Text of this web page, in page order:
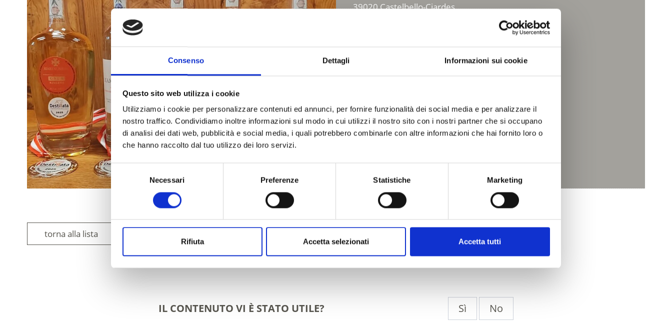
Consenso Dettagli Informazioni sui cookie
Questo sito web utilizza i cookie
Utilizziamo i cookie per personalizzare contenuti ed annunci, per fornire funzionalità dei social media e per analizzare il
nostro traffico. Condividiamo inoltre informazioni sul modo in cui utilizzi il nostro sito con i nostri partner che si occupano
di analisi dei dati web, pubblicità e social media, i quali potrebbero combinarle con altre informazioni che hai fornito loro o
che hanno raccolto dal tuo utilizzo dei loro servizi.
Selezione
del
Necessari Preferenze Statistiche Marketing
Rifiuta Accetta selezionati Accetta tutti
39020Castelbello-Ciardes
T+39 335 420136
torna alla lista
IL CONTENUTO VI È STATO UTILE? Sì No